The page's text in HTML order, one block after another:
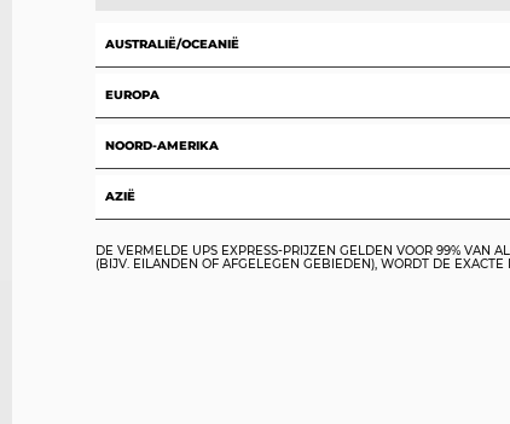
AUSTRALIË/OCEANIË
EUROPA
NOORD-AMERIKA
AZIË
DE VERMELDE UPS EXPRESS-PRIJZEN GELDEN VOOR 99% VAN
(BIJV. EILANDEN OF AFGELEGEN GEBIEDEN), WORDT DE